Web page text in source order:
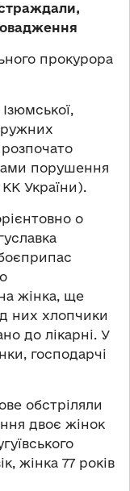
прокурора
розпочато
порушення
КК України).
о
жінка, ще
них хлопчики
до лікарні. У
господарчі
обстріляли
двоє жінок
жінка 77 років